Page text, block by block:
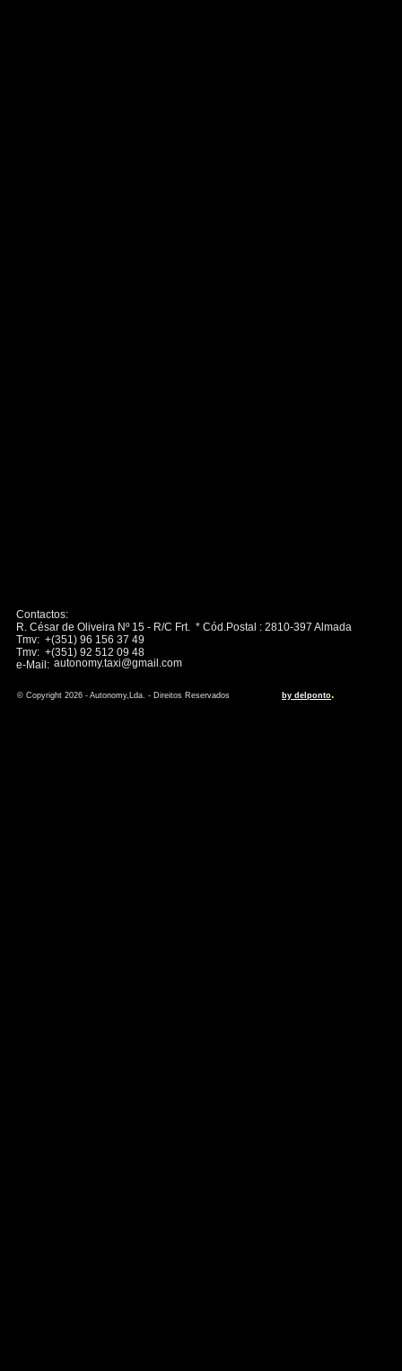
Contactos:
R. César de Oliveira Nº 15 - R/C Frt. * Cód.Postal : 2810-397 Almada
Tmv: +(351) 96 156 37 49
Tmv: +(351) 92 512 09 48
e-Mail:
© Copyright 2026 - Autonomy,Lda. - Direitos Reservados by delponto.
autonomy.taxi@gmail.com